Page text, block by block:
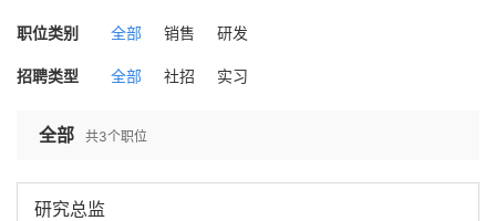
职位类别 全部 销售 研发
招聘类型 全部 社招 实习
全部 共3个职位
研究总监